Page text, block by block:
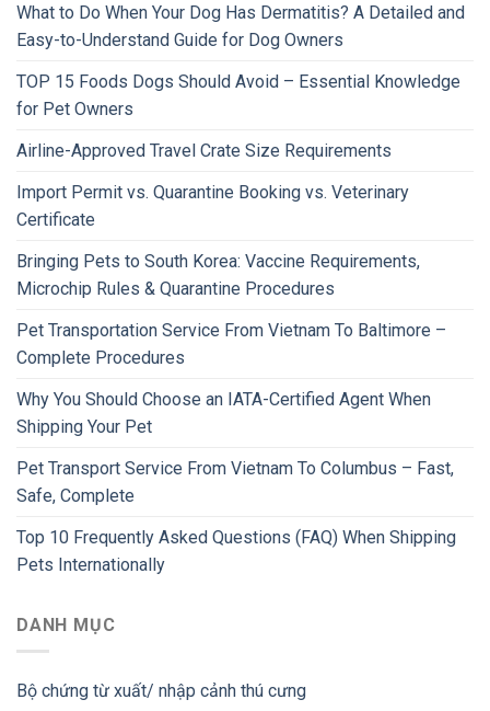
What to Do When Your Dog Has Dermatitis? A Detailed and
Easy-to-Understand Guide for Dog Owners
TOP 15 Foods Dogs Should Avoid – Essential Knowledge
for Pet Owners
Airline-Approved Travel Crate Size Requirements
Import Permit vs. Quarantine Booking vs. Veterinary
Certificate
Bringing Pets to South Korea: Vaccine Requirements,
Microchip Rules & Quarantine Procedures
Pet Transportation Service From Vietnam To Baltimore –
Complete Procedures
Why You Should Choose an IATA-Certified Agent When
Shipping Your Pet
Pet Transport Service From Vietnam To Columbus – Fast,
Safe, Complete
Top 10 Frequently Asked Questions (FAQ) When Shipping
Pets Internationally
DANH MỤC
Bộ chứng từ xuất/ nhập cảnh thú cưng